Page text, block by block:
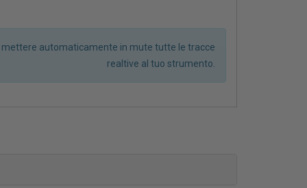
automaticamente in mute tutte le tracce
realtive al tuo strumento.